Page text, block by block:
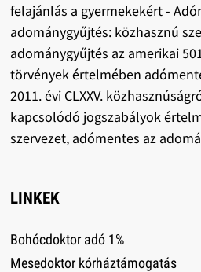
felajánlás a gyermekekért -
adománygyűjtés: közhasznú
adománygyűjtés az amerikai
törvények értelmében
2011. évi CLXXV.
kapcsolódó jogszabályok
szervezet, adómentes az
LINKEK
Bohócdoktor adó 1%
Mesedoktor kórháztámogatás